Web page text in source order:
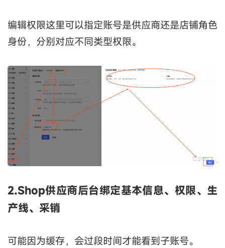
编辑权限这里可以指定账号是供应商还是店铺角色
身份，分别对应不同类型权限。
2.Shop供应商后台绑定基本信息、权限、生
产线、采销
可能因为缓存，会过段时间才能看到子账号。